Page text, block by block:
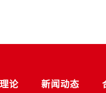
论 新闻动态